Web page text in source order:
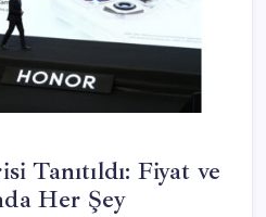
Tanıtıldı: Fiyat ve
Her Şey